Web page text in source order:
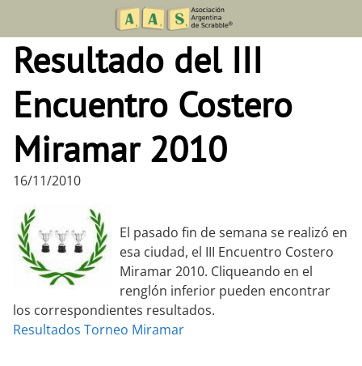
content
Resultado del III
Encuentro Costero
Miramar 2010
16/11/2010
El pasado fin de semana se realizó en
esa ciudad, el III Encuentro Costero
Miramar 2010. Cliqueando en el
renglón inferior pueden encontrar
los correspondientes resultados.
Resultados Torneo Miramar